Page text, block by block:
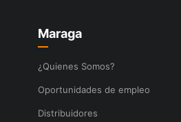
Maraga
¿Quienes Somos?
Oportunidades de empleo
Distribuidores